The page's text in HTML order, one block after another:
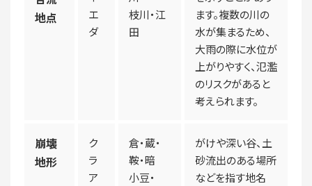
地点
エ
ダ
枝川・江
田
ます。複数の川の
水が集まるため、
大雨の際に水位が
上がりやすく、氾濫
のリスクがあると
考えられます。
崩壊
地形
ク
ラ
ア
倉・蔵・
鞍・暗
小豆・
がけや深い谷、土
砂流出のある場所
などを指す地名